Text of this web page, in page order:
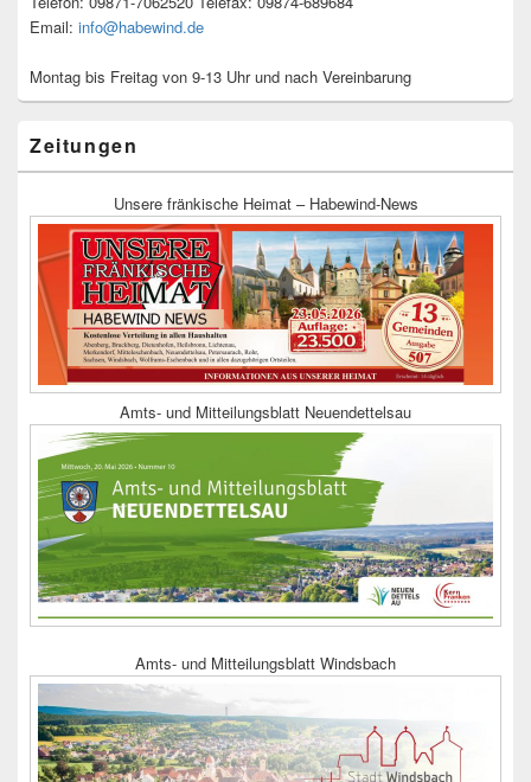
Email: info@habewind.de
Montag bis Freitag von 9-13 Uhr und nach Vereinbarung
Zeitungen
Unsere fränkische Heimat – Habewind-News
Amts- und Mitteilungsblatt Neuendettelsau
Amts- und Mitteilungsblatt Windsbach